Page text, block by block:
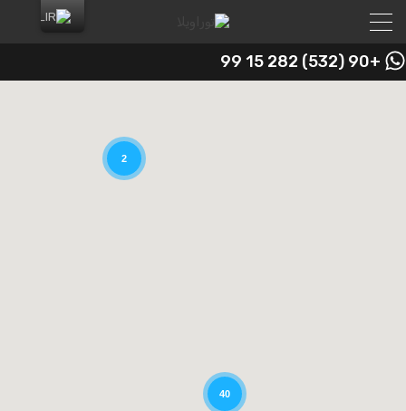
+90 (532) 282 15 99
40
2